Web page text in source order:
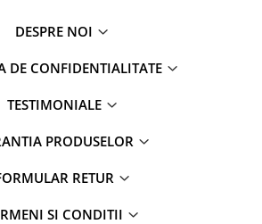
DESPRE NOI
DE CONFIDENTIALITATE
TESTIMONIALE
PRODUSELOR
RETUR
SI CONDITII